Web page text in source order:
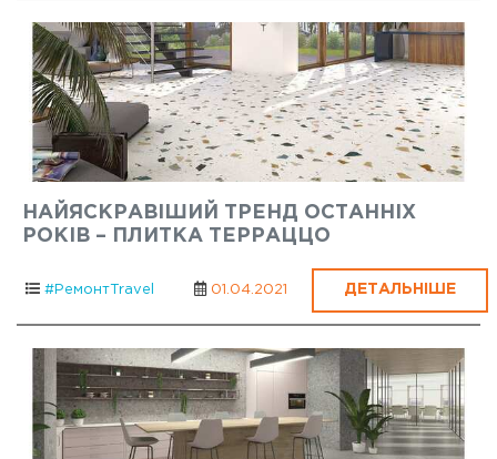
НАЙЯСКРАВІШИЙ ТРЕНД ОСТАННІХ
РОКІВ – ПЛИТКА ТЕРРАЦЦО
#РемонтTravel 01.04.2021 ДЕТАЛЬНІШЕ